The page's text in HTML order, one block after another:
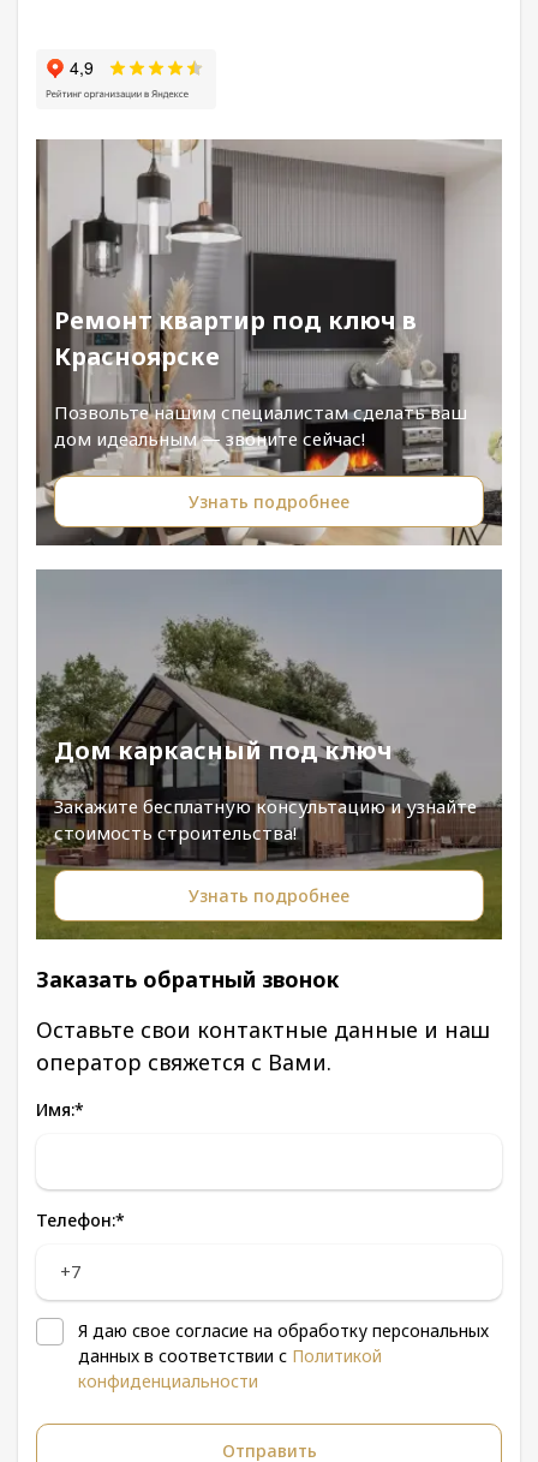
Ремонт квартир под ключ в
Красноярске
Позвольте нашим специалистам сделать ваш
дом идеальным — звоните сейчас!
Узнать подробнее
Дом каркасный под ключ
Закажите бесплатную консультацию и узнайте
стоимость строительства!
Узнать подробнее
Заказать обратный звонок
Оставьте свои контактные данные и наш
оператор свяжется с Вами.
Имя:*
Телефон:*
Я даю свое согласие на обработку персональных
данных в соответствии с Политикой
конфиденциальности